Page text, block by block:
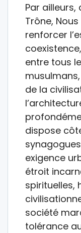
Par
Trône,
renforcer
entre tous
de la
dispose
exigence
étroit
spirituelles,
société
tolérance